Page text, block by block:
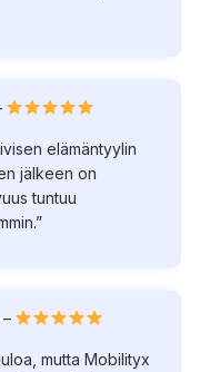
elämäntyylin
jälkeen on
tuntuu
–
mutta Mobilityx